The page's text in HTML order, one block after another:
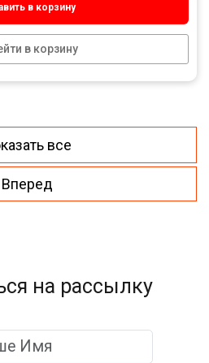
в корзину
в корзину
все
Вперед
на рассылку